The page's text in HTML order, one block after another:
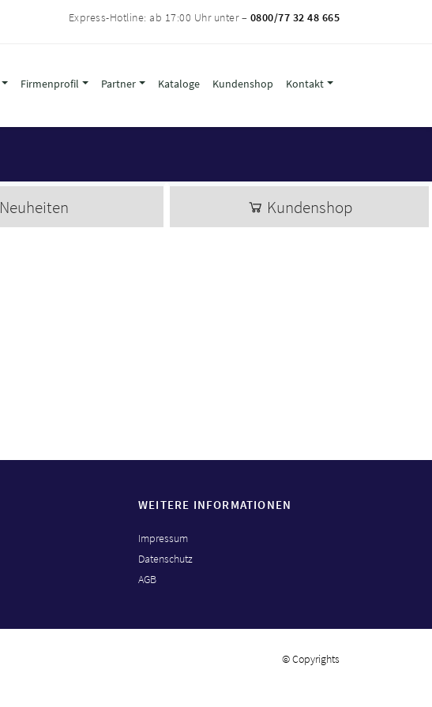
Express-Hotline: ab 17:00 Uhr unter – 0800/77 32 48 665
Firmenprofil Partner Kataloge Kundenshop Kontakt
Neuheiten Kundenshop
WEITERE INFORMATIONEN
Impressum
Datenschutz
AGB
© Copyrights